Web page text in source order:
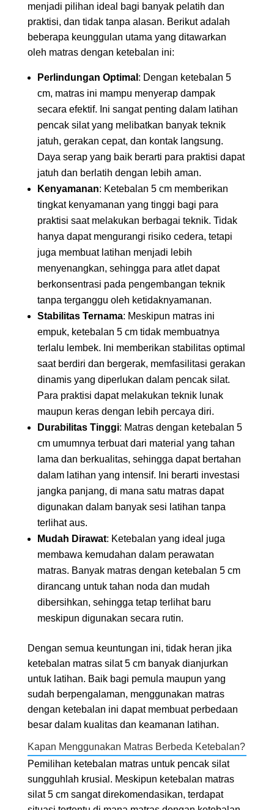
menjadi pilihan ideal bagi banyak pelatih dan
praktisi, dan tidak tanpa alasan. Berikut adalah
beberapa keunggulan utama yang ditawarkan
oleh matras dengan ketebalan ini:
Perlindungan Optimal : Dengan ketebalan 5
cm, matras ini mampu menyerap dampak
secara efektif. Ini sangat penting dalam latihan
pencak silat yang melibatkan banyak teknik
jatuh, gerakan cepat, dan kontak langsung.
Daya serap yang baik berarti para praktisi dapat
jatuh dan berlatih dengan lebih aman.
Kenyamanan: Ketebalan 5 cm memberikan
tingkat kenyamanan yang tinggi bagi para
praktisi saat melakukan berbagai teknik. Tidak
hanya dapat mengurangi risiko cedera, tetapi
juga membuat latihan menjadi lebih
menyenangkan, sehingga para atlet dapat
berkonsentrasi pada pengembangan teknik
tanpa terganggu oleh ketidaknyamanan.
Stabilitas Ternama: Meskipun matras ini
empuk, ketebalan 5 cm tidak membuatnya
terlalu lembek. Ini memberikan stabilitas optimal
saat berdiri dan bergerak, memfasilitasi gerakan
dinamis yang diperlukan dalam pencak silat.
Para praktisi dapat melakukan teknik lunak
maupun keras dengan lebih percaya diri.
Durabilitas Tinggi: Matras dengan ketebalan 5
cm umumnya terbuat dari material yang tahan
lama dan berkualitas, sehingga dapat bertahan
dalam latihan yang intensif. Ini berarti investasi
jangka panjang, di mana satu matras dapat
digunakan dalam banyak sesi latihan tanpa
terlihat aus.
Mudah Dirawat: Ketebalan yang ideal juga
membawa kemudahan dalam perawatan
matras. Banyak matras dengan ketebalan 5 cm
dirancang untuk tahan noda dan mudah
dibersihkan, sehingga tetap terlihat baru
meskipun digunakan secara rutin.
Dengan semua keuntungan ini, tidak heran jika
ketebalan matras silat 5 cm banyak dianjurkan
untuk latihan. Baik bagi pemula maupun yang
sudah berpengalaman, menggunakan matras
dengan ketebalan ini dapat membuat perbedaan
besar dalam kualitas dan keamanan latihan.
Kapan Menggunakan Matras Berbeda Ketebalan?
Pemilihan ketebalan matras untuk pencak silat
sungguhlah krusial. Meskipun ketebalan matras
silat 5 cm sangat direkomendasikan, terdapat